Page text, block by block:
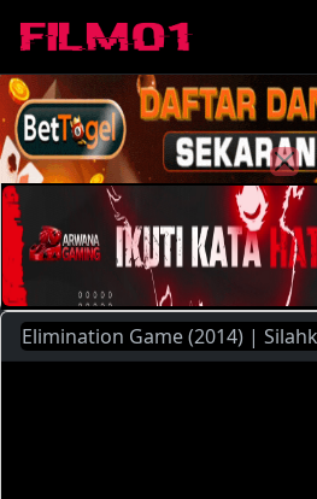
Game (2014) |